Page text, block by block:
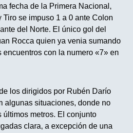
fecha de la Primera Nacional,
se impuso 1 a 0 ante Colon
del Norte. El único gol del
Rocca quien ya venia sumando
encuentros con la numero «7» en
los dirigidos por Rubén Darío
algunas situaciones, donde no
últimos metros. El conjunto
clara, a excepción de una